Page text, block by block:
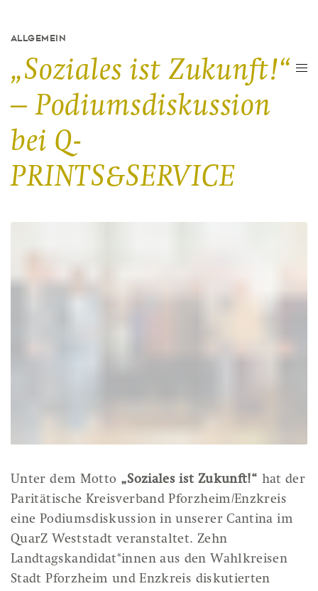
ALLGEMEIN
„Soziales ist Zukunft!“
– Podiumsdiskussion
bei Q-
PRINTS&SERVICE
Unter dem Motto „Soziales ist Zukunft!“ hat der
Paritätische Kreisverband Pforzheim/Enzkreis
eine Podiumsdiskussion in unserer Cantina im
QuarZ Weststadt veranstaltet. Zehn
Landtagskandidat*innen aus den Wahlkreisen
Stadt Pforzheim und Enzkreis diskutierten